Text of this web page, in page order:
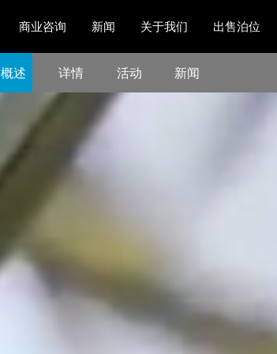
商业咨询 新闻 关于我们 出售泊位
概述 详情 活动 新闻